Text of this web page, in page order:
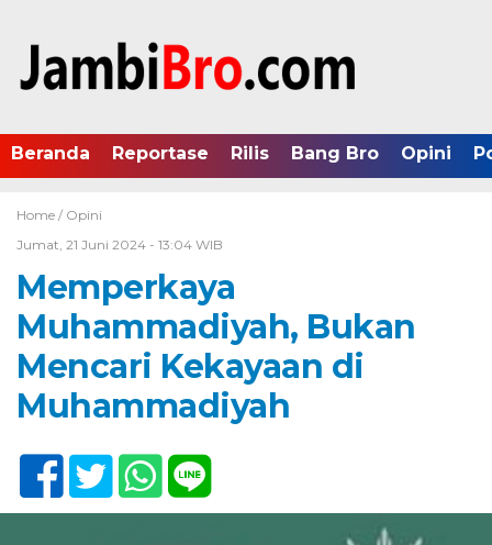
Beranda Reportase Rilis Bang Bro Opini
Home / Opini
Jumat, 21 Juni 2024 - 13:04 WIB
Memperkaya
Muhammadiyah, Bukan
Mencari Kekayaan di
Muhammadiyah